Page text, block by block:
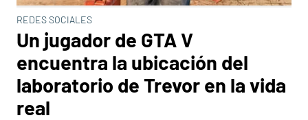
REDES SOCIALES
Un jugador de GTA V
encuentra la ubicación del
laboratorio de Trevor en la vida
real